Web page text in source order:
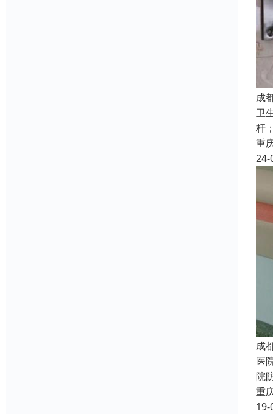
成
卫
杆
重
24-
成
医
院
重
19-